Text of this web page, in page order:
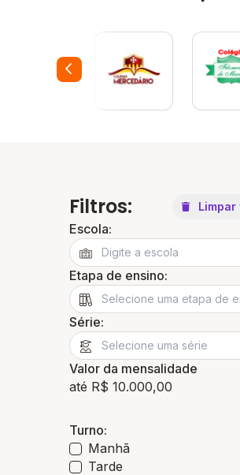
Filtros:
Escola:
Etapa de ensino:
Série:
Valor da mensalidade
até R$ 10.000,00
Turno:
Manhã
Tarde